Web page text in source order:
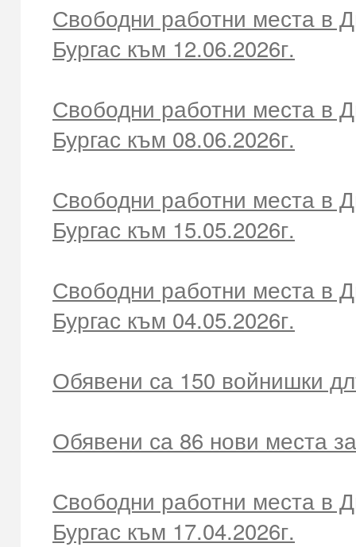
Свободни работни места в
Бургас към 12.06.2026г.
Свободни работни места в
Бургас към 08.06.2026г.
Свободни работни места в
Бургас към 15.05.2026г.
Свободни работни места в
Бургас към 04.05.2026г.
Обявени са 150 войнишки
Обявени са 86 нови места
Свободни работни места в
Бургас към 17.04.2026г.